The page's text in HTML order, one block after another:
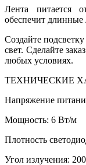
Лента питается
обеспечит длинные
Создайте
свет. Сделайте
любых условиях.
ТЕХНИЧЕСКИЕ
Напряжение
Мощность: 6 Вт/м
Плотность
Угол излучения: